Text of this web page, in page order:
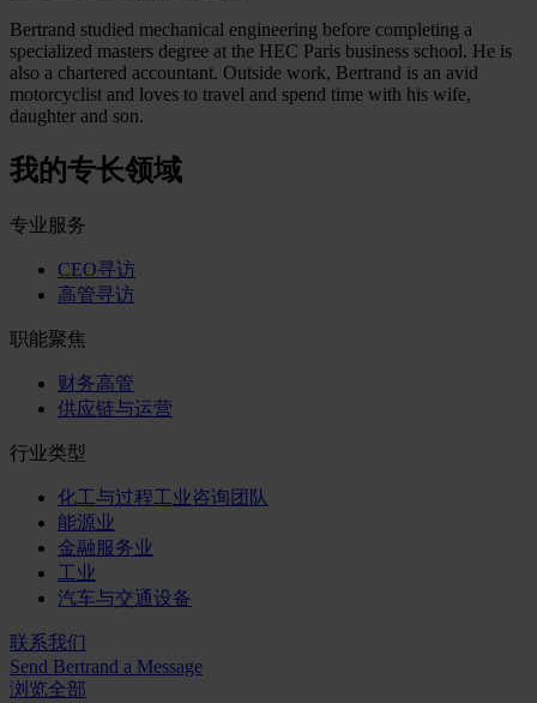
Bertrand studied mechanical engineering before completing a
specialized masters degree at the HEC Paris business school. He is
also a chartered accountant. Outside work, Bertrand is an avid
motorcyclist and loves to travel and spend time with his wife,
daughter and son.
我的专长领域
专业服务
CEO寻访
高管寻访
职能聚焦
财务高管
供应链与运营
行业类型
化工与过程工业咨询团队
能源业
金融服务业
工业
汽车与交通设备
联系我们
Send Bertrand a Message
浏览全部